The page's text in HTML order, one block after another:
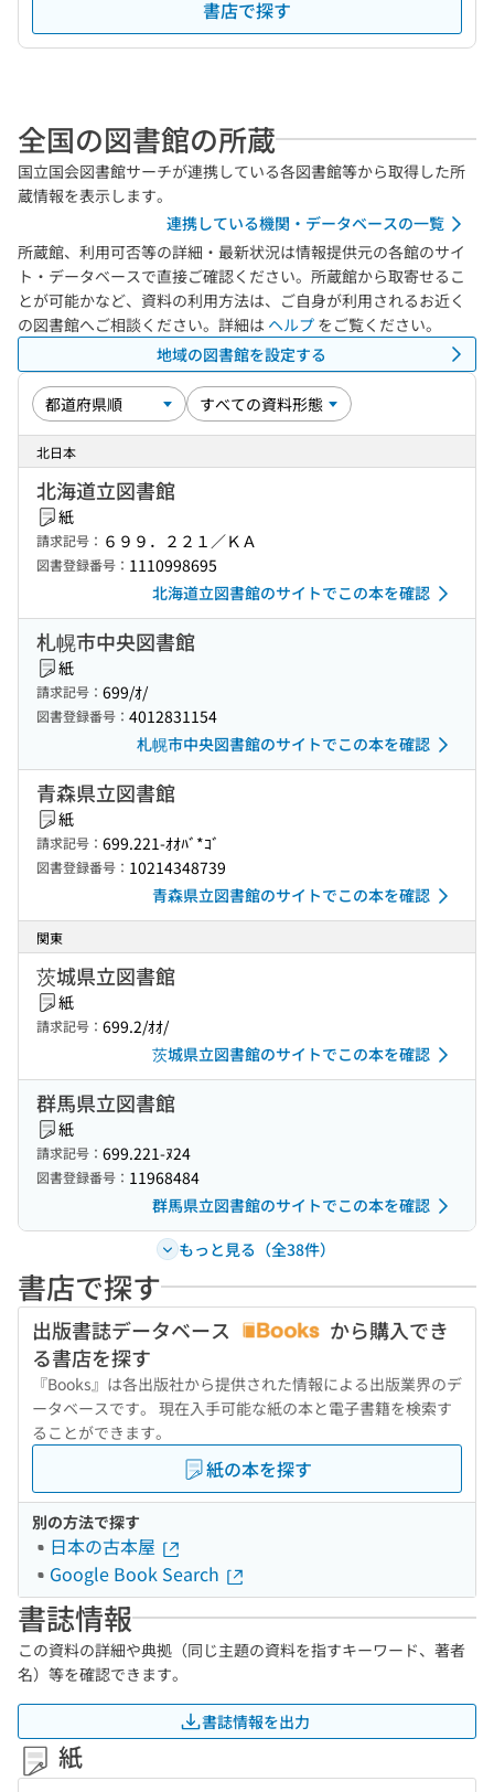
書店で探す
全国の図書館の所蔵
国立国会図書館サーチが連携している各図書館等から取得した所
蔵情報を表示します。
連携している機関・データベースの一覧
所蔵館、利用可否等の詳細・最新状況は情報提供元の各館のサイ
ト・データベースで直接ご確認ください。所蔵館から取寄せるこ
とが可能かなど、資料の利用方法は、ご自身が利用されるお近く
の図書館へご相談ください。詳細は ヘルプ をご覧ください。
地域の図書館を設定する
北日本
北海道立図書館
紙
請求記号： ６９９．２２１／ＫＡ
図書登録番号： 1110998695
北海道立図書館のサイトでこの本を確認
札幌市中央図書館
紙
請求記号： 699/ｵ/
図書登録番号： 4012831154
札幌市中央図書館のサイトでこの本を確認
青森県立図書館
紙
請求記号： 699.221-ｵｵﾊﾞ*ｺﾞ
図書登録番号： 10214348739
青森県立図書館のサイトでこの本を確認
関東
茨城県立図書館
紙
請求記号： 699.2/ｵｵ/
茨城県立図書館のサイトでこの本を確認
群馬県立図書館
紙
請求記号： 699.221-ﾇ24
図書登録番号： 11968484
群馬県立図書館のサイトでこの本を確認
もっと見る（全38件）
書店で探す
出版書誌データベース
から購入でき
る書店を探す
『Books』は各出版社から提供された情報による出版業界のデ
ータベースです。 現在入手可能な紙の本と電子書籍を検索す
ることができます。
紙の本を探す
別の方法で探す
日本の古本屋
Google Book Search
書誌情報
この資料の詳細や典拠（同じ主題の資料を指すキーワード、著者
名）等を確認できます。
書誌情報を出力
紙